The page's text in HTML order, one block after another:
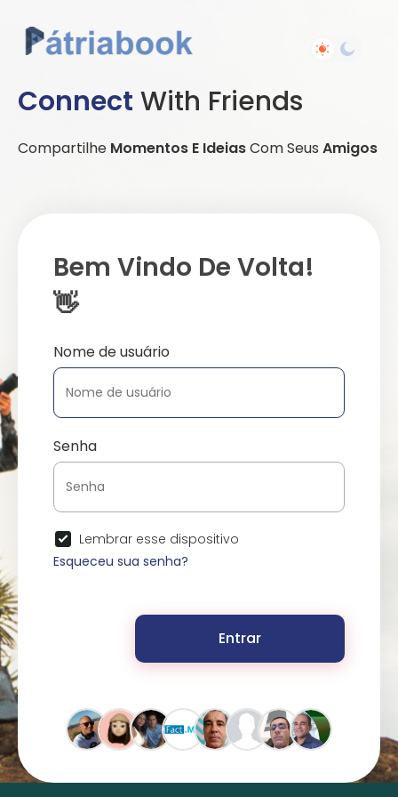
Connect With Friends
Compartilhe Momentos E IdeiasCom Seus Amigos
Bem Vindo De Volta!
👋
Nome de usuário
Senha
Lembrar esse dispositivo
Esqueceu sua senha?
Entrar